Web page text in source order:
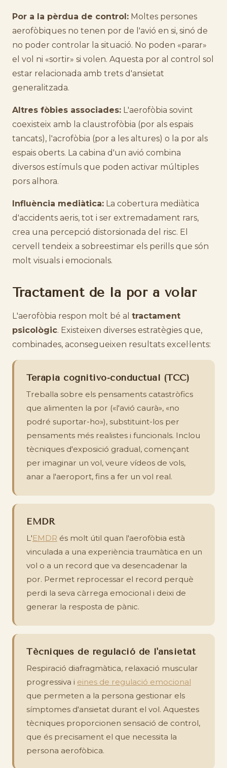
Por a la pèrdua de control: Moltes persones
aerofòbiques no tenen por de l'avió en si, sinó de
no poder controlar la situació. No poden «parar»
el vol ni «sortir» si volen. Aquesta por al control sol
estar relacionada amb trets d'ansietat
generalitzada.
Altres fòbies associades: L'aerofòbia sovint
coexisteix amb la claustrofòbia (por als espais
tancats), l'acrofòbia (por a les altures) o la por als
espais oberts. La cabina d'un avió combina
diversos estímuls que poden activar múltiples
pors alhora.
Influència mediàtica: La cobertura mediàtica
d'accidents aeris, tot i ser extremadament rars,
crea una percepció distorsionada del risc. El
cervell tendeix a sobreestimar els perills que són
molt visuals i emocionals.
Tractament de la por a volar
L'aerofòbia respon molt bé al tractament
psicològic. Existeixen diverses estratègies que,
combinades, aconsegueixen resultats excel·lents:
Teràpia cognitivo-conductual (TCC)
Treballa sobre els pensaments catastròfics
que alimenten la por («l'avió caurà», «no
podré suportar-ho»), substituint-los per
pensaments més realistes i funcionals. Inclou
tècniques d'exposició gradual, començant
per imaginar un vol, veure vídeos de vols,
anar a l'aeroport, fins a fer un vol real.
EMDR
L'EMDR és molt útil quan l'aerofòbia està
vinculada a una experiència traumàtica en un
vol o a un record que va desencadenar la
por. Permet reprocessar el record perquè
perdi la seva càrrega emocional i deixi de
generar la resposta de pànic.
Tècniques de regulació de l'ansietat
Respiració diafragmàtica, relaxació muscular
progressiva i eines de regulació emocional
que permeten a la persona gestionar els
símptomes d'ansietat durant el vol. Aquestes
tècniques proporcionen sensació de control,
que és precisament el que necessita la
persona aerofòbica.